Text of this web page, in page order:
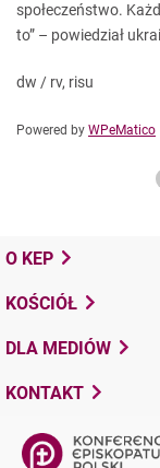
społeczeństwo.
to” – powiedział
dw / rv, risu
Powered by WPeMatico
O KEP
KOŚCIÓŁ
DLA MEDIÓW
KONTAKT